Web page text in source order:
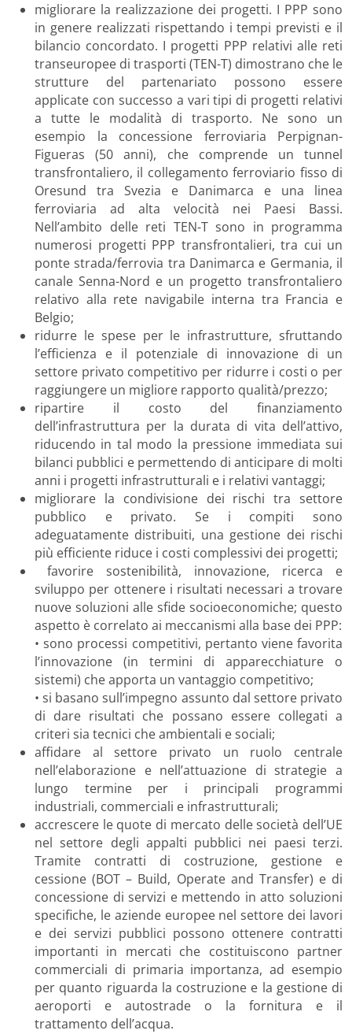
migliorare la realizzazione dei progetti. I PPP sono
in genere realizzati rispettando i tempi previsti e il
bilancio concordato. I progetti PPP relativi alle reti
transeuropee di trasporti (TEN-T) dimostrano che le
strutture del partenariato possono essere
applicate con successo a vari tipi di progetti relativi
a tutte le modalità di trasporto. Ne sono un
esempio la concessione ferroviaria Perpignan-
Figueras (50 anni), che comprende un tunnel
transfrontaliero, il collegamento ferroviario fisso di
Oresund tra Svezia e Danimarca e una linea
ferroviaria ad alta velocità nei Paesi Bassi.
Nell’ambito delle reti TEN-T sono in programma
numerosi progetti PPP transfrontalieri, tra cui un
ponte strada/ferrovia tra Danimarca e Germania, il
canale Senna-Nord e un progetto transfrontaliero
relativo alla rete navigabile interna tra Francia e
Belgio;
ridurre le spese per le infrastrutture, sfruttando
l’efficienza e il potenziale di innovazione di un
settore privato competitivo per ridurre i costi o per
raggiungere un migliore rapporto qualità/prezzo;
ripartire il costo del finanziamento
dell’infrastruttura per la durata di vita dell’attivo,
riducendo in tal modo la pressione immediata sui
bilanci pubblici e permettendo di anticipare di molti
anni i progetti infrastrutturali e i relativi vantaggi;
migliorare la condivisione dei rischi tra settore
pubblico e privato. Se i compiti sono
adeguatamente distribuiti, una gestione dei rischi
più efficiente riduce i costi complessivi dei progetti;
favorire sostenibilità, innovazione, ricerca e
sviluppo per ottenere i risultati necessari a trovare
nuove soluzioni alle sfide socioeconomiche; questo
aspetto è correlato ai meccanismi alla base dei PPP:
• sono processi competitivi, pertanto viene favorita
l’innovazione (in termini di apparecchiature o
sistemi) che apporta un vantaggio competitivo;
• si basano sull’impegno assunto dal settore privato
di dare risultati che possano essere collegati a
criteri sia tecnici che ambientali e sociali;
affidare al settore privato un ruolo centrale
nell’elaborazione e nell’attuazione di strategie a
lungo termine per i principali programmi
industriali, commerciali e infrastrutturali;
accrescere le quote di mercato delle società dell’UE
nel settore degli appalti pubblici nei paesi terzi.
Tramite contratti di costruzione, gestione e
cessione (BOT – Build, Operate and Transfer) e di
concessione di servizi e mettendo in atto soluzioni
specifiche, le aziende europee nel settore dei lavori
e dei servizi pubblici possono ottenere contratti
importanti in mercati che costituiscono partner
commerciali di primaria importanza, ad esempio
per quanto riguarda la costruzione e la gestione di
aeroporti e autostrade o la fornitura e il
trattamento dell’acqua.